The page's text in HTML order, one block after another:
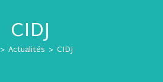
CIDJ
> Actualités > CIDJ